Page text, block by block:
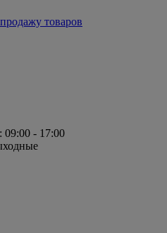
товаров
09:00 - 17:00